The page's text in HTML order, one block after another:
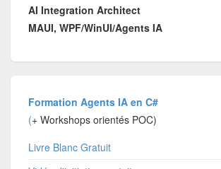
AI Integration Architect
MAUI, WPF/WinUI/Agents IA
Formation Agents IA en C#
(+ Workshops orientés POC)
Livre Blanc Gratuit